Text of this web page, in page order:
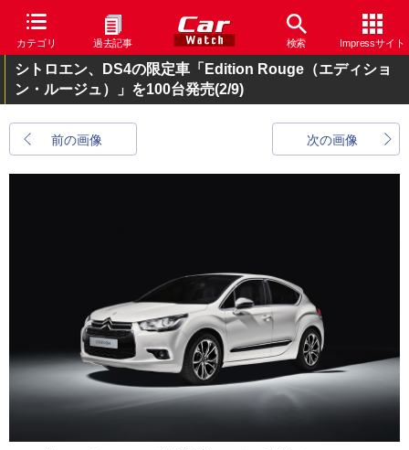
カテゴリ 過去記事 検索 Impressサイト
シトロエン、DS4の限定車「Edition Rouge（エディショ
ン・ルージュ）」を100台発売(2/9)
前の画像 次の画像